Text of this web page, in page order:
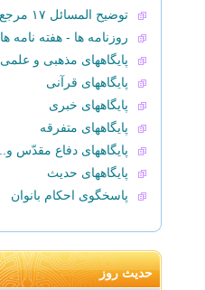
توضیح المسائل ۱۷ مرجع
روزنامه ها - هفته نامه ها
پایگاههای مذهبی و علمی
پایگاههای قرآنی
پایگاههای خبری
پایگاههای متفرقه
پایگاههای دفاع مقدّس و...
پایگاههای حدیث
پاسخگوی احکام بانوان
حدیث روز